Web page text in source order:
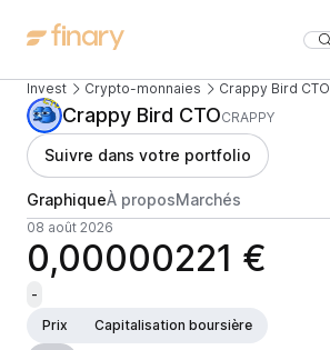
Invest Crypto-monnaies Crappy Bird CTO
Crappy Bird CTOCRAPPY
Suivre dans votre portfolio
GraphiqueÀ proposMarchés
08 août 2026
0,00000221 €
-
Prix
Capitalisation boursière